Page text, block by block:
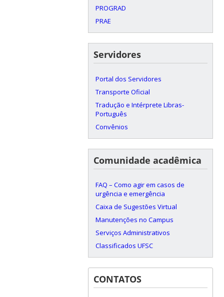
PROGRAD
PRAE
Servidores
Portal dos Servidores
Transporte Oficial
Tradução e Intérprete Libras-
Português
Convênios
Comunidade acadêmica
FAQ – Como agir em casos de
urgência e emergência
Caixa de Sugestões Virtual
Manutenções no Campus
Serviços Administrativos
Classificados UFSC
CONTATOS